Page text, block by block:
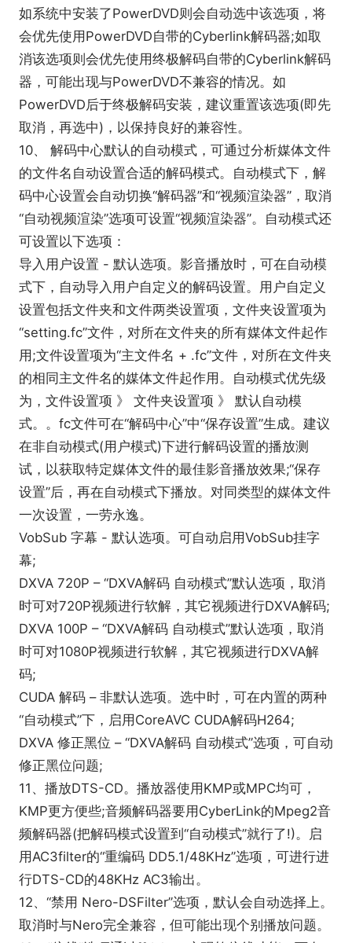
如系统中安装了PowerDVD则会自动选中该选项，将
会优先使用PowerDVD自带的Cyberlink解码器;如取
消该选项则会优先使用终极解码自带的Cyberlink解码
器，可能出现与PowerDVD不兼容的情况。如
PowerDVD后于终极解码安装，建议重置该选项(即先
取消，再选中)，以保持良好的兼容性。
10、 解码中心默认的自动模式，可通过分析媒体文件
的文件名自动设置合适的解码模式。自动模式下，解
码中心设置会自动切换“解码器”和“视频渲染器”，取消
“自动视频渲染”选项可设置“视频渲染器”。自动模式还
可设置以下选项：
导入用户设置 - 默认选项。影音播放时，可在自动模
式下，自动导入用户自定义的解码设置。用户自定义
设置包括文件夹和文件两类设置项，文件夹设置项为
“setting.fc”文件，对所在文件夹的所有媒体文件起作
用;文件设置项为“主文件名 + .fc”文件，对所在文件夹
的相同主文件名的媒体文件起作用。自动模式优先级
为，文件设置项 》 文件夹设置项 》 默认自动模
式。。fc文件可在“解码中心”中“保存设置”生成。建议
在非自动模式(用户模式)下进行解码设置的播放测
试，以获取特定媒体文件的最佳影音播放效果;“保存
设置”后，再在自动模式下播放。对同类型的媒体文件
一次设置，一劳永逸。
VobSub 字幕 - 默认选项。可自动启用VobSub挂字
幕;
DXVA 720P – “DXVA解码 自动模式”默认选项，取消
时可对720P视频进行软解，其它视频进行DXVA解码;
DXVA 100P – “DXVA解码 自动模式”默认选项，取消
时可对1080P视频进行软解，其它视频进行DXVA解
码;
CUDA 解码 – 非默认选项。选中时，可在内置的两种
“自动模式”下，启用CoreAVC CUDA解码H264;
DXVA 修正黑位 – “DXVA解码 自动模式”选项，可自动
修正黑位问题;
11、播放DTS-CD。播放器使用KMP或MPC均可，
KMP更方便些;音频解码器要用CyberLink的Mpeg2音
频解码器(把解码模式设置到“自动模式”就行了!)。启
用AC3filter的“重编码 DD5.1/48KHz”选项，可进行进
行DTS-CD的48KHz AC3输出。
12、“禁用 Nero-DSFilter”选项，默认会自动选择上。
取消时与Nero完全兼容，但可能出现个别播放问题。